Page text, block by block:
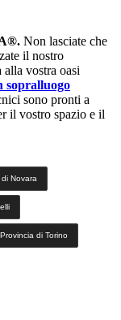
Non lasciate che
il nostro
vostra oasi
sopralluogo
sono pronti a
il vostro spazio e il
Novara
Provincia di Torino